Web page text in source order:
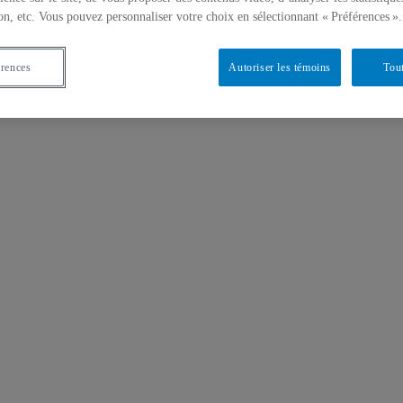
etc. Vous pouvez personnaliser votre choix en sélectionnant « Préférences ».
Autoriser les témoins